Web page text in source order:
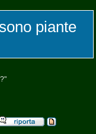
sono piante